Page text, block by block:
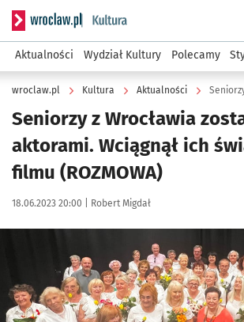
Serwis informacyjny wroclaw.pl
Aktualności Wydział Kultury Polecamy
wroclaw.pl Kultura Aktualności
Seniorzy z Wrocławia
aktorami. Wciągnął ich
filmu (ROZMOWA)
Data publikacji:
18.06.2023 20:00 | Autor:
Robert Migdał